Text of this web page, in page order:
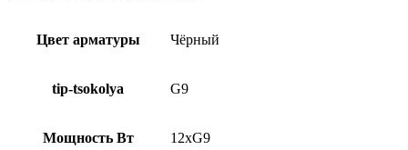
Цвет арматуры Чёрный
tip-tsokolya G9
Мощность Вт 12xG9